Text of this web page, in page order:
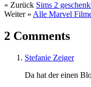
« Zurück Sims 2
Weiter » Alle Marvel
2 Comments
Stefanie Zeiger
Da hat der einen